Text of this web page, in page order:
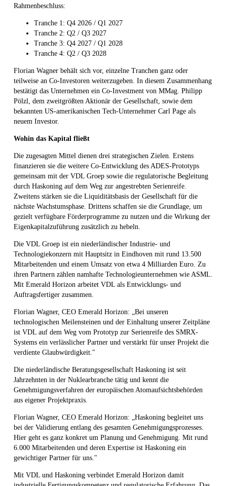
Rahmenbeschluss:
Tranche 1: Q4 2026 / Q1 2027
Tranche 2: Q2 / Q3 2027
Tranche 3: Q4 2027 / Q1 2028
Tranche 4: Q2 / Q3 2028
Florian Wagner behält sich vor, einzelne Tranchen ganz oder
teilweise an Co-Investoren weiterzugeben. In diesem Zusammenhang
bestätigt das Unternehmen ein Co-Investment von MMag. Philipp
Pölzl, dem zweitgrößten Aktionär der Gesellschaft, sowie dem
bekannten US-amerikanischen Tech-Unternehmer Carl Page als
neuem Investor.
Wohin das Kapital fließt
Die zugesagten Mittel dienen drei strategischen Zielen. Erstens
finanzieren sie die weitere Co-Entwicklung des ADES-Prototyps
gemeinsam mit der VDL Groep sowie die regulatorische Begleitung
durch Haskoning auf dem Weg zur angestrebten Serienreife.
Zweitens stärken sie die Liquiditätsbasis der Gesellschaft für die
nächste Wachstumsphase. Drittens schaffen sie die Grundlage, um
gezielt verfügbare Förderprogramme zu nutzen und die Wirkung der
Eigenkapitalzuführung zusätzlich zu hebeln.
Die VDL Groep ist ein niederländischer Industrie- und
Technologiekonzern mit Hauptsitz in Eindhoven mit rund 13.500
Mitarbeitenden und einem Umsatz von etwa 4 Milliarden Euro. Zu
ihren Partnern zählen namhafte Technologieunternehmen wie ASML.
Mit Emerald Horizon arbeitet VDL als Entwicklungs- und
Auftragsfertiger zusammen.
Florian Wagner, CEO Emerald Horizon: „Bei unseren
technologischen Meilensteinen und der Einhaltung unserer Zeitpläne
ist VDL auf dem Weg vom Prototyp zur Serienreife des SMRX-
Systems ein verlässlicher Partner und verstärkt für unser Projekt die
verdiente Glaubwürdigkeit."
Die niederländische Beratungsgesellschaft Haskoning ist seit
Jahrzehnten in der Nuklearbranche tätig und kennt die
Genehmigungsverfahren der europäischen Atomaufsichtsbehörden
aus eigener Projektpraxis.
Florian Wagner, CEO Emerald Horizon: „Haskoning begleitet uns
bei der Validierung entlang des gesamten Genehmigungsprozesses.
Hier geht es ganz konkret um Planung und Genehmigung. Mit rund
6.000 Mitarbeitenden und deren Expertise ist Haskoning ein
gewichtiger Partner für uns."
Mit VDL und Haskoning verbindet Emerald Horizon damit